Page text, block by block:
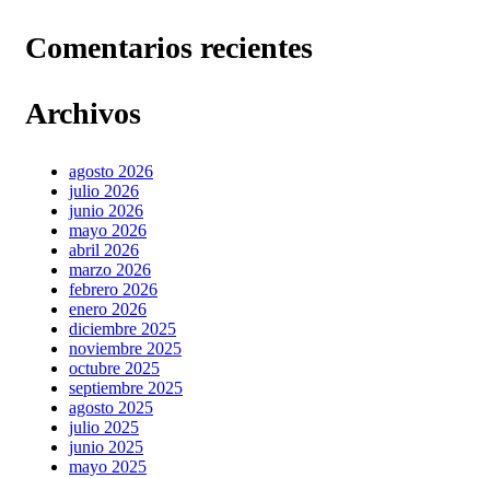
Comentarios recientes
Archivos
agosto 2026
julio 2026
junio 2026
mayo 2026
abril 2026
marzo 2026
febrero 2026
enero 2026
diciembre 2025
noviembre 2025
octubre 2025
septiembre 2025
agosto 2025
julio 2025
junio 2025
mayo 2025